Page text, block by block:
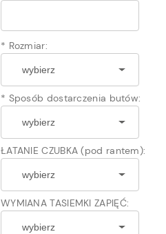
* Rozmiar:
* Sposób dostarczenia butów:
ŁATANIE CZUBKA (pod rantem):
WYMIANA TASIEMKI ZAPIĘĆ: